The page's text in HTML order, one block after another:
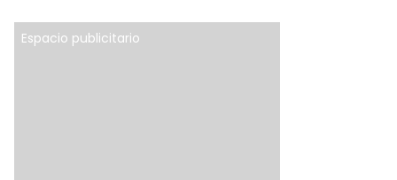
Espacio publicitario